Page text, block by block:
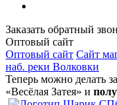
Заказать обратный
Оптовый сайт
Оптовый сайт Сайт
наб. реки Волковки
Теперь можно делать
«Весёлая Затея» и